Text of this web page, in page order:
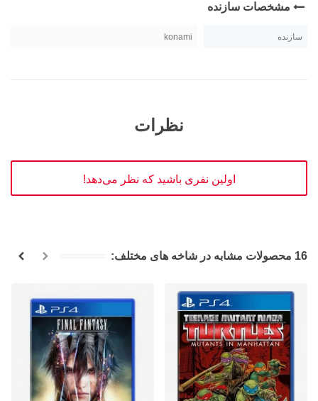
مشخصات سازنده
سازنده konami
نظرات
اولین نفری باشید که نظر می‌دهد!
16 محصولات مشابه در شاخه های مختلف: